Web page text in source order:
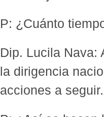
P: ¿Cuánto
Dip. Lucila Nava:
la dirigencia
acciones a seguir.